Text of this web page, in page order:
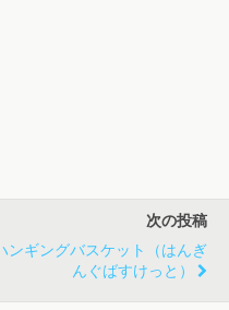
次の投稿
ンギングバスケット（はんぎ
んぐばすけっと）